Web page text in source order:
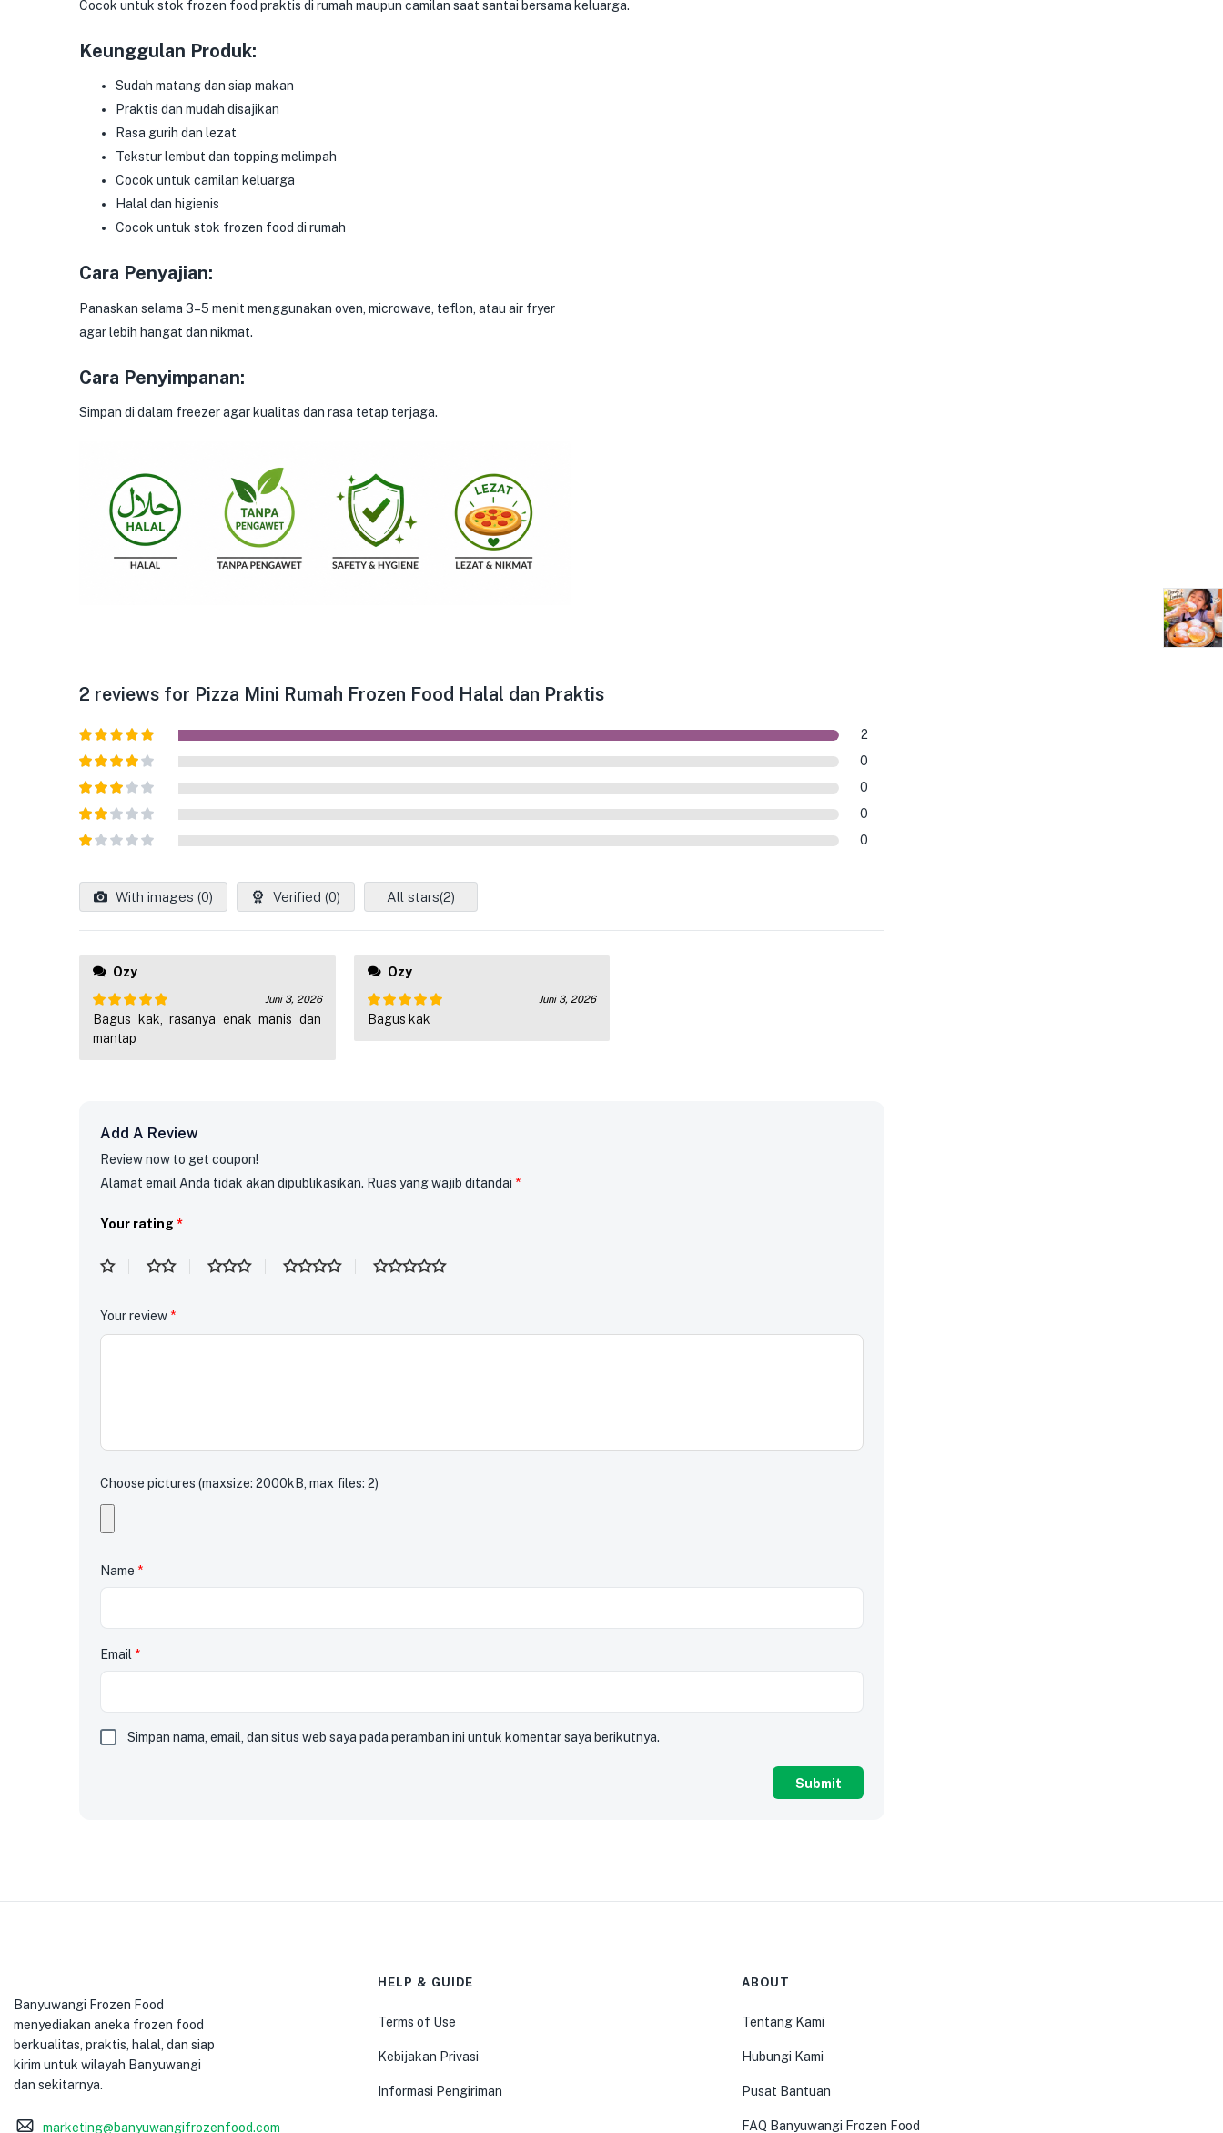
Cocok untuk stok frozen food praktis di rumah maupun camilan saat santai bersama keluarga.
Keunggulan Produk:
Sudah matang dan siap makan
Praktis dan mudah disajikan
Rasa gurih dan lezat
Tekstur lembut dan topping melimpah
Cocok untuk camilan keluarga
Halal dan higienis
Cocok untuk stok frozen food di rumah
Cara Penyajian:
Panaskan selama 3–5 menit menggunakan oven, microwave, teflon, atau air fryer
agar lebih hangat dan nikmat.
Cara Penyimpanan:
Simpan di dalam freezer agar kualitas dan rasa tetap terjaga.
2 reviews for Pizza Mini Rumah Frozen Food Halal dan Praktis
Dinilai5dari
5
2
Dinilai4
dari 5
0
Dinilai
3dari 5
0
Dinilai
2
0
dari
0
With images (0) Verified (0) All stars(2)
Ozy
Dinilai5
dari 5
Juni 3, 2026
Bagus kak, rasanya enak manis dan
mantap
Ozy
Dinilai5
Juni 3, 2026
Bagus kak
Add A Review
Review now to get coupon!
Alamat email Anda tidak akan dipublikasikan. Ruas yang wajib ditandai *
Your rating *
Your review *
Choose pictures (maxsize: 2000kB, max files: 2)
Name *
Email *
Simpan nama, email, dan situs web saya pada peramban ini untuk komentar saya berikutnya.
Banyuwangi Frozen Food
menyediakan aneka frozen food
berkualitas, praktis, halal, dan siap
kirim untuk wilayah Banyuwangi
dan sekitarnya.
marketing@banyuwangifrozenfood.com
HELP & GUIDE
Terms of Use
Kebijakan Privasi
Informasi Pengiriman
ABOUT
Tentang Kami
Hubungi Kami
Pusat Bantuan
FAQ Banyuwangi Frozen Food